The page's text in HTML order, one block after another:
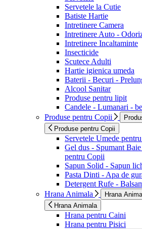
Servetele la Cutie
Batiste Hartie
Intretinere Camera
Intretinere Auto -
Intretinere Incaltaminte
Insecticide
Scutece Adulti
Hartie igienica umeda
Baterii - Becuri -
Alcool Sanitar
Produse pentru lipit
Candele - Lumanari -
Produse pentru Copii
Produse pentru Copii
Servetele Umede
Gel dus - Spumant
pentru Copii
Sapun Solid - Sapun
Pasta Dinti - Apa de
Detergent Rufe -
Hrana Animala
Hrana
Hrana Animala
Hrana pentru Caini
Hrana pentru Pisici